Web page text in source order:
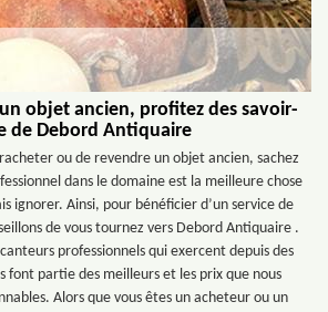
objet ancien, profitez des savoir-
de Debord Antiquaire
ou de revendre un objet ancien, sachez
dans le domaine est la meilleure chose
ignorer. Ainsi, pour bénéficier d’un service de
de vous tournez vers Debord Antiquaire .
professionnels qui exercent depuis des
font partie des meilleurs et les prix que nous
Alors que vous êtes un acheteur ou un